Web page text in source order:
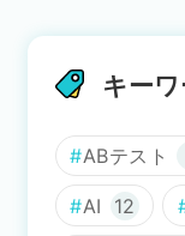
キー
ABテスト
AI 12